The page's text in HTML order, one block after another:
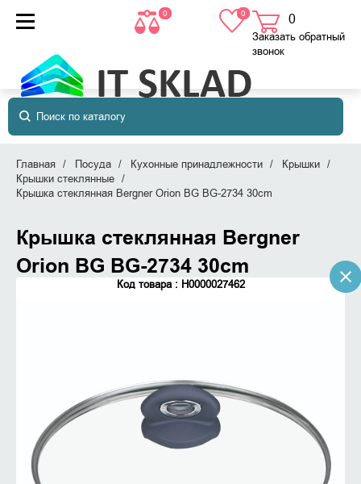
0 0 0
в корзине
Заказать обратный
звонок
Главная Посуда Кухонные принадлежности
Крышки
Крышки стеклянные
Крышка стеклянная Bergner Orion BG BG-2734 30cm
Крышка стеклянная Bergner
Orion BG BG-2734 30cm
Код товара : Н0000027462